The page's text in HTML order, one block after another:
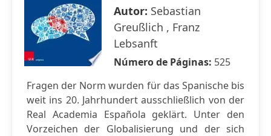
Autor: Sebastian
Greußlich , Franz
Lebsanft
Número de Páginas: 525
Fragen der Norm wurden für das Spanische bis
weit ins 20. Jahrhundert ausschließlich von der
Real Academia Española geklärt. Unter den
Vorzeichen der Globalisierung und der sich